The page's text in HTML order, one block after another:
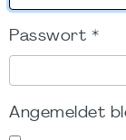
Passwort *
Angemeldet